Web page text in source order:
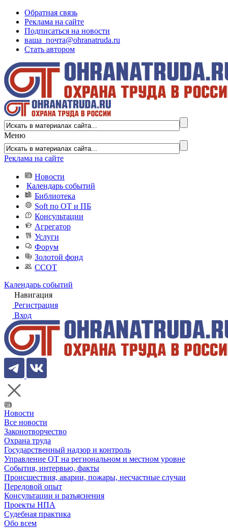
Обратная связь
Реклама на сайте
Подписаться на новости
ваша_почта@ohranatruda.ru
Стать автором
Меню
Реклама на сайте
Новости
Календарь событий
Библиотека
Soft по ОТ и ПБ
Консультации
Агрегатор
Услуги
Форум
Золотой фонд
ССОТ
Календарь событий
Навигация
Регистрация
Вход
Новости
Все новости
Законотворчество
Охрана труда
Государственный надзор и контроль
Управление ОТ на региональном и местном уровне
События, интервью, факты
Происшествия, аварии, пожары, несчастные случаи
Передовой опыт
Консультации и разъяснения
Проекты НПА
Судебная практика
Обо всем